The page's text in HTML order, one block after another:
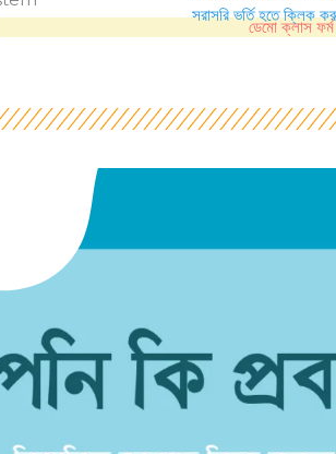
সরাসরি ভর্তি হতে ক্লিক
ডেমো ক্লাস ফর্ম